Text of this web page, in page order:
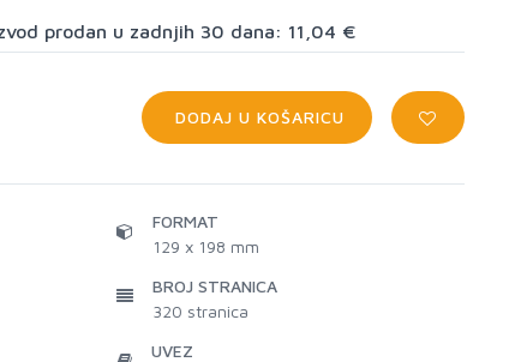
prodan u zadnjih 30 dana: 11,04 €
DODAJ U KOŠARICU
FORMAT
129 x 198 mm
BROJ STRANICA
320 stranica
UVEZ